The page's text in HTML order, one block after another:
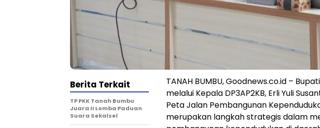
TANAH BUMBU, Goodnews.co.id –
melalui Kepala DP3AP2KB, Erli Yuli
Peta Jalan Pembangunan
merupakan langkah strategis dalam
Berita Terkait
TP PKK Tanah Bumbu
Juara II Lomba Paduan
Suara Sekalsel